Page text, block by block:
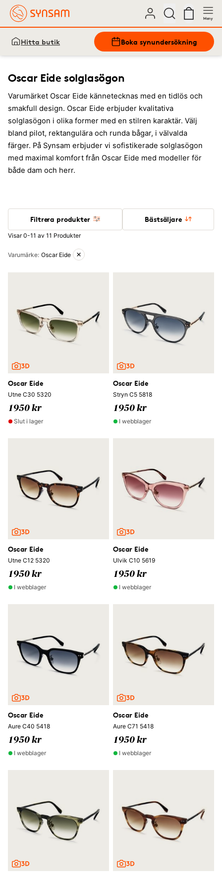
Meny
Hitta butik Boka synundersökning
Oscar Eide solglasögon
Varumärket Oscar Eide kännetecknas med en tidlös och
smakfull design. Oscar Eide erbjuder kvalitativa
solglasögon i olika former med en stilren karaktär. Välj
bland pilot, rektangulära och runda bågar, i välvalda
färger. På Synsam erbjuder vi sofistikerade solglasögon
med maximal komfort från Oscar Eide med modeller för
både dam och herr.
Filtrera produkter Bästsäljare
Visar 0-11 av 11 Produkter
Aktiva filter
Varumärke: Oscar Eide
Oscar Eide
Utne C30 5320
1950 kr
Slut i lager
Oscar Eide
Stryn C5 5818
1950 kr
I webblager
Oscar Eide
Utne C12 5320
1950 kr
I webblager
Oscar Eide
Ulvik C10 5619
1950 kr
I webblager
Oscar Eide
Aure C40 5418
1950 kr
I webblager
Oscar Eide
Aure C71 5418
1950 kr
I webblager